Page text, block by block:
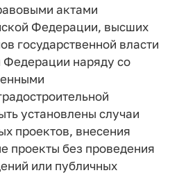
актами
Федерации, высших
государственной власти
Федерации наряду со
установлены случаи
проектов, внесения
проекты без проведения
или публичных